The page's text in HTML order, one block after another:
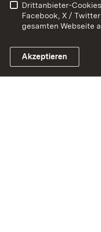
Link zum Landesportal
Impressum
Drittanbieter-
Facebook, X /
gesamten Webseite
Akzeptieren